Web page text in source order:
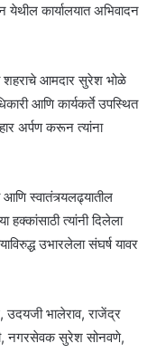
कार्यालयात अभिवादन
शहराचे आमदार सुरेश भोळे
आणि कार्यकर्ते उपस्थित
अर्पण करून त्यांना
आणि स्वातंत्र्यलढ्यातील
हक्कांसाठी त्यांनी दिलेला
उभारलेला संघर्ष यावर
उदयजी भालेराव, राजेंद्र
नगरसेवक सुरेश सोनवणे,